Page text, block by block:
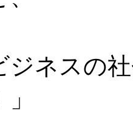
ジネスの